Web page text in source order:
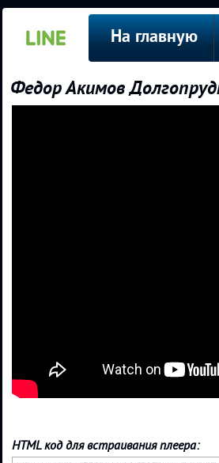
На главную
Федор Акимов
HTML код для встраивания плеера: